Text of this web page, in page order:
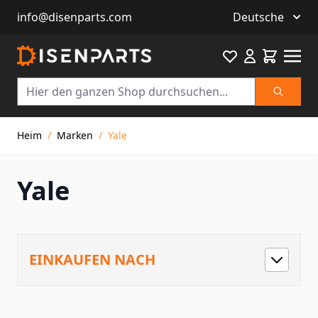
info@disenparts.com Deutsche
Suche
Favourite
Heim / Marken / Yale
Yale
EINKAUFEN NACH